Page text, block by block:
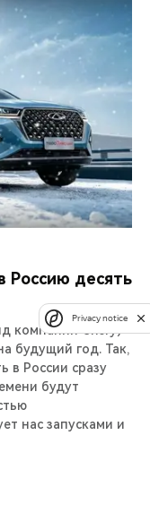
Россию десять
компании Chery)
будущий год. Так,
в России сразу
будут
нас запусками и
Privacy notice